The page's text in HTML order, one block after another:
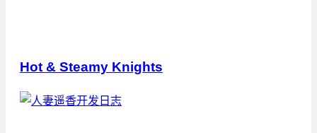
Hot & Steamy Knights